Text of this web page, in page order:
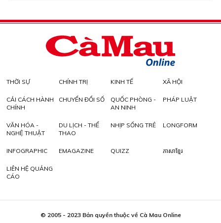
THỜI SỰ CHÍNH TRỊ KINH TẾ XÃ HỘI
CẢI CÁCH HÀNH
CHÍNH
CHUYỂN ĐỔI SỐ
QUỐC PHÒNG -
AN NINH
PHÁP LUẬT
VĂN HÓA -
NGHỆ THUẬT
DU LỊCH - THỂ
THAO
NHỊP SỐNG TRẺ LONGFORM
INFOGRAPHIC EMAGAZINE QUIZZ ភាសាខ្មែរ
LIÊN HỆ QUẢNG
CÁO
© 2005 - 2023 Bản quyền thuộc về Cà Mau Online